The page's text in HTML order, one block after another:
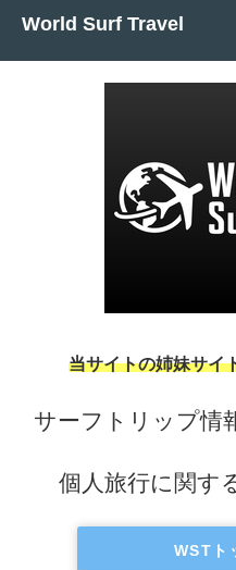
World Surf Travel
当サイトの姉妹サイ
サーフトリップ情
個人旅行に関す
WSTト